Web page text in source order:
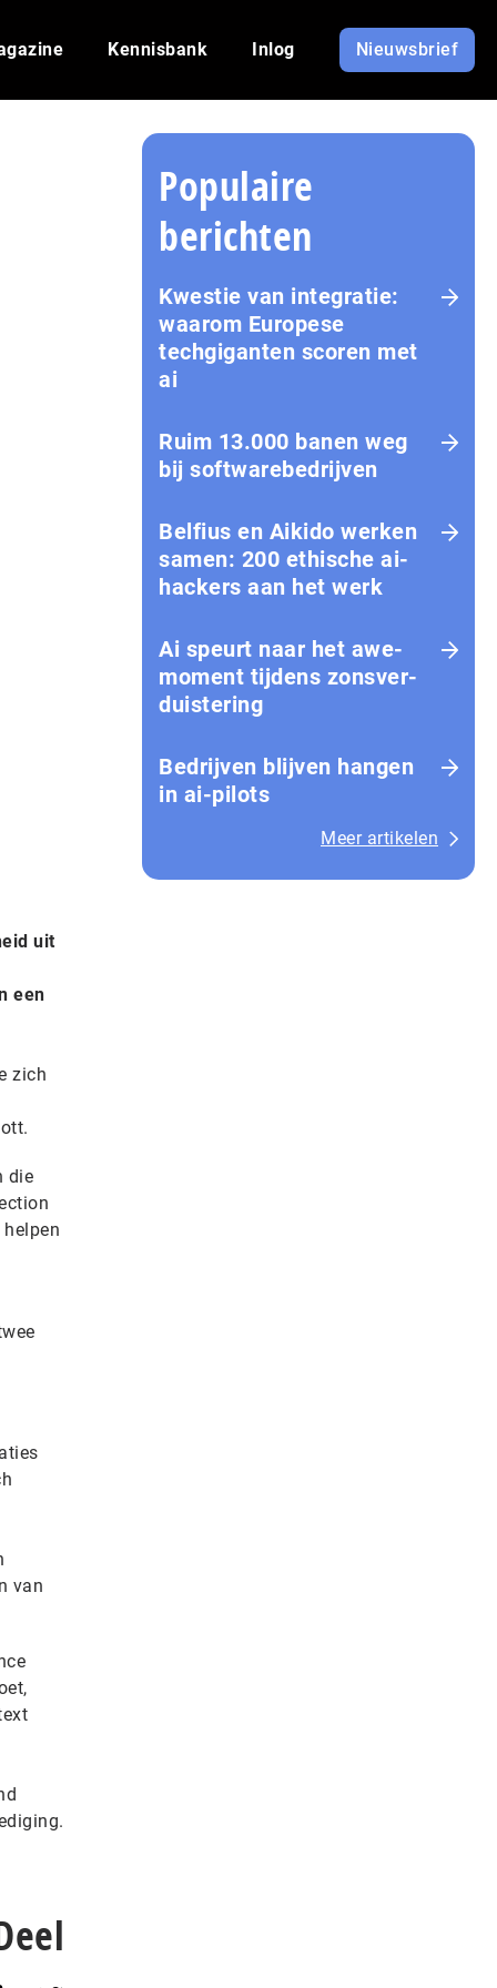
Kennisbank Inlog Nieuwsbrief
uit
een
zich
die
van
Populaire
berichten
Kwestie van integratie:
waarom Europese
techgiganten scoren met
ai
Ruim 13.000 banen weg
bij softwarebedrijven
Belfius en Aikido werken
samen: 200 ethische ai-
hackers aan het werk
Ai speurt naar het awe-
moment tijdens zons­ver­
duis­te­ring
Bedrijven blijven hangen
in ai-pilots
Meer artikelen